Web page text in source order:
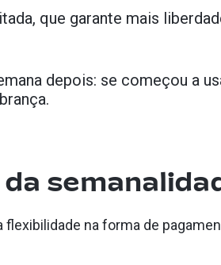
que garante mais
depois: se começou a
na forma de